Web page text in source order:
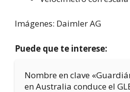
Imágenes: Daimler AG
Puede que te interese:
Nombre en clave
en Australia conduce el